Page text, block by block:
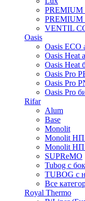
PREMIUM
VENTIL
Oasis
Oasis
Oasis Heat
Oasis Heat
Oasis Pro
Oasis Pro
Oasis Pro
Rifar
Alum
Base
Monolit
Monolit НП
Monolit НП
SUPReMO
Tubog с
TUBOG с
Все
Royal Thermo